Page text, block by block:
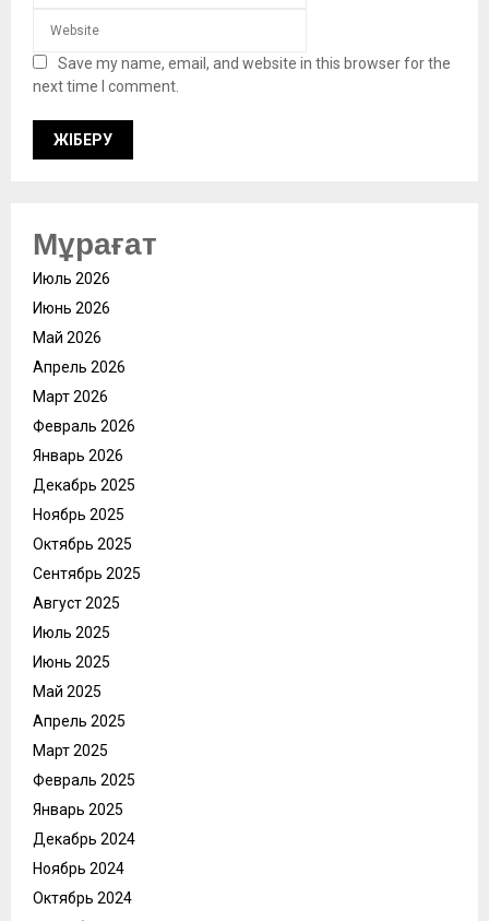
Save my name, email, and website in this browser for the
next time I comment.
Мұрағат
Июль 2026
Июнь 2026
Май 2026
Апрель 2026
Март 2026
Февраль 2026
Январь 2026
Декабрь 2025
Ноябрь 2025
Октябрь 2025
Сентябрь 2025
Август 2025
Июль 2025
Июнь 2025
Май 2025
Апрель 2025
Март 2025
Февраль 2025
Январь 2025
Декабрь 2024
Ноябрь 2024
Октябрь 2024